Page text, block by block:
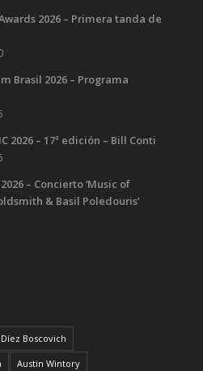
2026 – Primera tanda de
Brasil 2026 – Programa
2026 – 17ª edición – Bill Conti
– Concierto ‘Music of
& Basil Poledouris’
Boscovich
Austin Wintory